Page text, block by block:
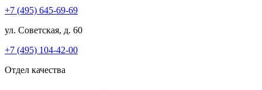
+7 (495) 645-69-69
ул. Советская, д. 60
+7 (495) 104-42-00
Отдел качества